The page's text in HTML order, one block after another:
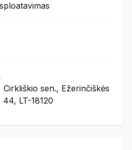
Cirkliškio sen., Ežerinčiškės
LT-18120